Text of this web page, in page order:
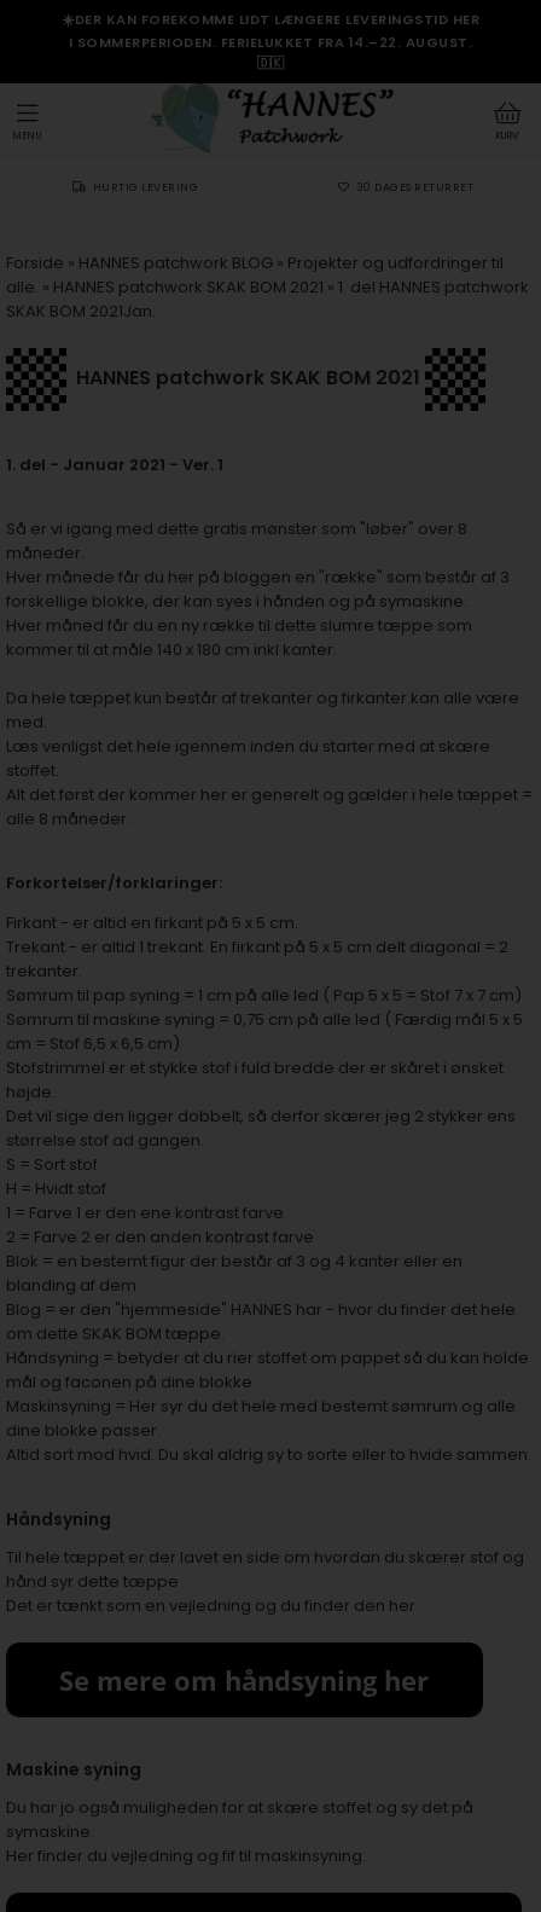
☀️DER KAN FOREKOMME LIDT LÆNGERE LEVERINGSTID HER
I SOMMERPERIODEN. FERIELUKKET FRA 14.–22. AUGUST.
🇩🇰
KURV
MENU
HURTIG LEVERING 30 DAGES RETURRET
Forside » HANNES patchwork BLOG » Projekter og udfordringer til
alle. » HANNES patchwork SKAK BOM 2021 » 1. del HANNES patchwork
SKAK BOM 2021Jan.
HANNES patchwork SKAK BOM 2021
1. del - Januar 2021 - Ver. 1
Så er vi igang med dette gratis mønster som "løber" over 8
måneder.
Hver månede får du her på bloggen en "række" som består af 3
forskellige blokke, der kan syes i hånden og på symaskine.
Hver måned får du en ny række til dette slumre tæppe som
kommer til at måle 140 x 180 cm inkl kanter.
Da hele tæppet kun består af trekanter og firkanter kan alle være
med.
Læs venligst det hele igennem inden du starter med at skære
stoffet.
Alt det først der kommer her er generelt og gælder i hele tæppet =
alle 8 måneder.
Forkortelser/forklaringer:
Firkant - er altid en firkant på 5 x 5 cm.
Trekant - er altid 1 trekant. En firkant på 5 x 5 cm delt diagonal = 2
trekanter.
Sømrum til pap syning = 1 cm på alle led ( Pap 5 x 5 = Stof 7 x 7 cm)
Sømrum til maskine syning = 0,75 cm på alle led ( Færdig mål 5 x 5
cm = Stof 6,5 x 6,5 cm)
Stofstrimmel er et stykke stof i fuld bredde der er skåret i ønsket
højde.
Det vil sige den ligger dobbelt, så derfor skærer jeg 2 stykker ens
størrelse stof ad gangen.
S = Sort stof
H = Hvidt stof
1 = Farve 1 er den ene kontrast farve
2 = Farve 2 er den anden kontrast farve
Blok = en bestemt figur der består af 3 og 4 kanter eller en
blanding af dem.
Blog = er den "hjemmeside" HANNES har - hvor du finder det hele
om dette SKAK BOM tæppe.
Håndsyning = betyder at du rier stoffet om pappet så du kan holde
mål og faconen på dine blokke.
Maskinsyning = Her syr du det hele med bestemt sømrum og alle
dine blokke passer.
Altid sort mod hvid. Du skal aldrig sy to sorte eller to hvide sammen.
Håndsyning
Til hele tæppet er der lavet en side om hvordan du skærer stof og
hånd syr dette tæppe
Det er tænkt som en vejledning og du finder den her
Maskine syning
Du har jo også muligheden for at skære stoffet og sy det på
symaskine.
Her finder du vejledning og fif til maskinsyning: